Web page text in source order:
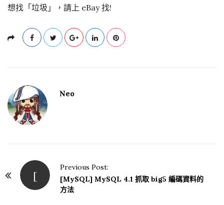
想找「垃圾」，請上 eBay 找!
Neo
P
[
Previous Post:
[MySQL] MySQL 4.1 抓取 big5 編碼資料的
方法